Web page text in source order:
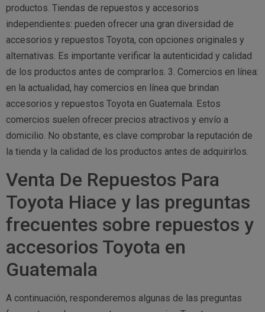
productos. Tiendas de repuestos y accesorios
independientes: pueden ofrecer una gran diversidad de
accesorios y repuestos Toyota, con opciones originales y
alternativas. Es importante verificar la autenticidad y calidad
de los productos antes de comprarlos. 3. Comercios en línea:
en la actualidad, hay comercios en línea que brindan
accesorios y repuestos Toyota en Guatemala. Estos
comercios suelen ofrecer precios atractivos y envío a
domicilio. No obstante, es clave comprobar la reputación de
la tienda y la calidad de los productos antes de adquirirlos.
Venta De Repuestos Para
Toyota Hiace y las preguntas
frecuentes sobre repuestos y
accesorios Toyota en
Guatemala
A continuación, responderemos algunas de las preguntas